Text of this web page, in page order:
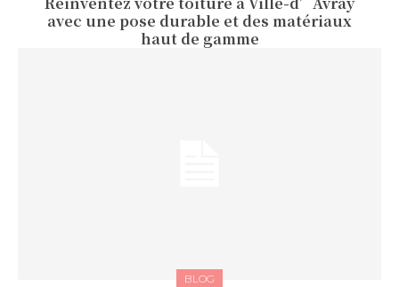
avec une pose durable et des matériaux
haut de gamme
BLOG